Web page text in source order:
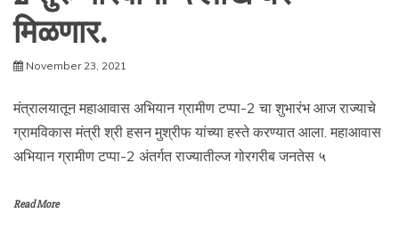
मिळणार.
November 23, 2021
मंत्रालयातून महाआवास अभियान ग्रामीण टप्पा-2 चा शुभारंभ आज राज्याचे
ग्रामविकास मंत्री श्री हसन मुश्रीफ यांच्या हस्ते करण्यात आला. महाआवास
अभियान ग्रामीण टप्पा-2 अंतर्गत राज्यातील्ज गोरगरीब जनतेस ५
Read More